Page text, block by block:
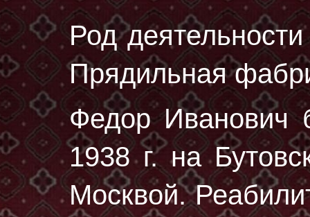
Род
Прядильная
Федор Иванович
1938 г.на
Москвой.